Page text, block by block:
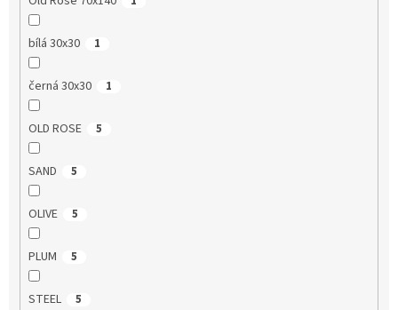
bílá 30x30 1
černá 30x30 1
OLD ROSE 5
SAND 5
OLIVE 5
PLUM 5
STEEL 5